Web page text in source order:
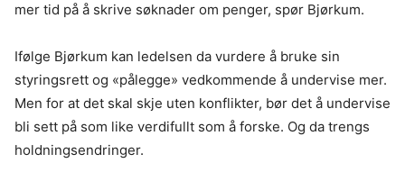
mer tid på å skrive søknader om penger, spør Bjørkum.
Ifølge Bjørkum kan ledelsen da vurdere å bruke sin
styringsrett og «pålegge» vedkommende å undervise mer.
Men for at det skal skje uten konflikter, bør det å undervise
bli sett på som like verdifullt som å forske. Og da trengs
holdningsendringer.